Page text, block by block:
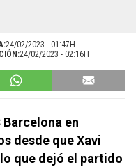
24/02/2023 - 01:47H
24/02/2023 - 02:16H
Barcelona en
desde que Xavi
que dejó el partido